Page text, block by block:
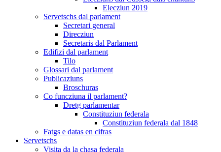
Elecziun 2019
Servetschs dal parlament
Secretari general
Direcziun
Secretaris dal Parlament
Edifizi dal parlament
Tilo
Glossari dal parlament
Publicaziuns
Broschuras
Co funcziuna il parlament?
Dretg parlamentar
Constituziun federala
Constituziun federala dal 1848
Fatgs e datas en cifras
Servetschs
Visita da la chasa federala